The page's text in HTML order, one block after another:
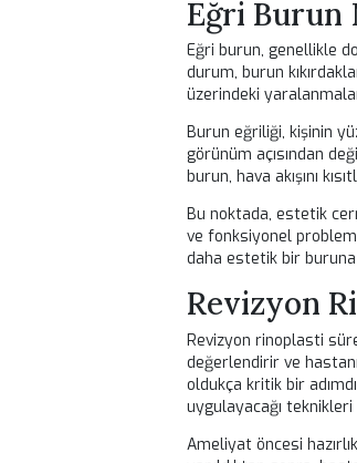
Eğri Burun
Revizyon
Ameliyat
Revizyon
Eğri burun, birçok
sorunlar
yöntemleri
Eğri
Eğri burun,
durum, burun
üzerindeki
Burun eğriliği,
görünüm
burun, hava